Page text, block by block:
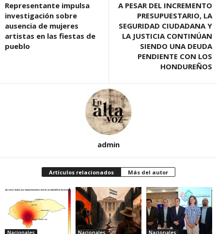
Representante impulsa
investigación sobre
ausencia de mujeres
artistas en las fiestas de
pueblo
A PESAR DEL INCREMENTO
PRESUPUESTARIO, LA
SEGURIDAD CIUDADANA Y
LA JUSTICIA CONTINÚAN
SIENDO UNA DEUDA
PENDIENTE CON LOS
HONDUREÑOS
admin
Artículos relacionados Más del autor
Nacionales Nacionales Nacionales